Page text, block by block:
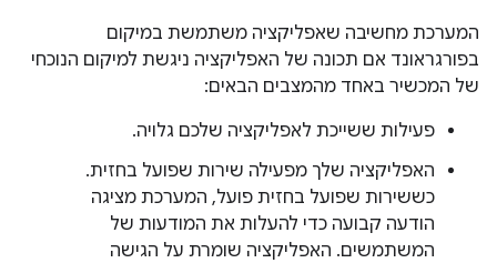
המערכת מחשיבה שאפליקציה משתמשת במיקום
בפורגראונד אם תכונה של האפליקציה ניגשת למיקום הנוכחי
של המכשיר באחד מהמצבים הבאים:
פעילות ששייכת לאפליקציה שלכם גלויה.
האפליקציה שלך מפעילה שירות שפועל בחזית.
כששירות שפועל בחזית פועל, המערכת מציגה
הודעה קבועה כדי להעלות את המודעות של
המשתמשים. האפליקציה שומרת על הגישה